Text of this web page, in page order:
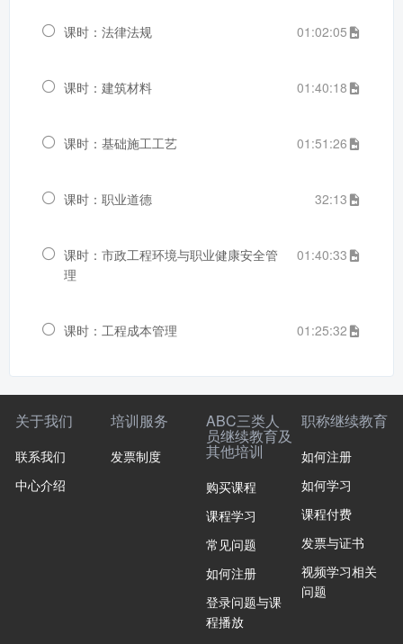
课时：法律法规 01:02:05
课时：建筑材料 01:40:18
课时：基础施工工艺 01:51:26
课时：职业道德 32:13
课时：市政工程环境与职业健康安全管
理
01:40:33
课时：工程成本管理 01:25:32
关于我们
联系我们
中心介绍
培训服务
发票制度
ABC三类人
员继续教育及
其他培训
购买课程
课程学习
常见问题
如何注册
登录问题与课
程播放
职称继续教育
如何注册
如何学习
课程付费
发票与证书
视频学习相关
问题